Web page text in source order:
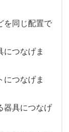
を同じ配置で
つなげま
つなげま
器具につなげ